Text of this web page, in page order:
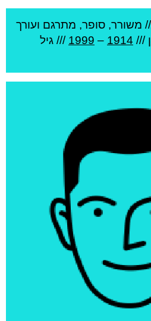
משורר, סופר, מתרגם ועורך
///
1914
–
1999 /// גיל